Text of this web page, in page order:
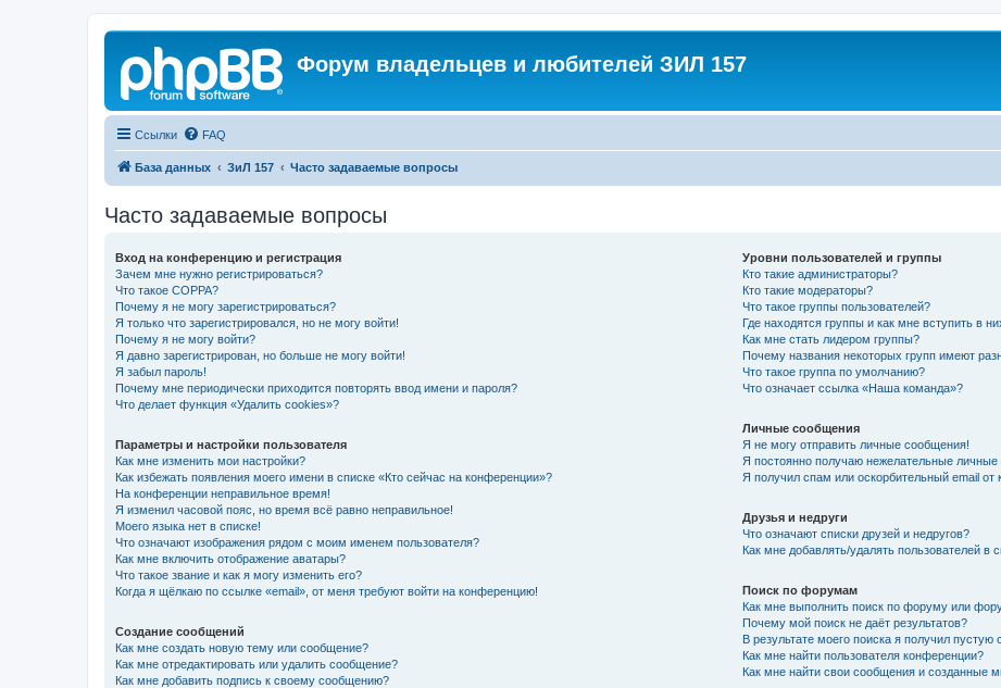
Форум владельцев и любителей ЗИЛ 157
Ссылки FAQ
База данных ЗиЛ 157 Часто задаваемые вопросы
Часто задаваемые вопросы
Вход на конференцию и регистрация
Зачем мне нужно регистрироваться?
Что такое COPPA?
Почему я не могу зарегистрироваться?
Я только что зарегистрировался, но не могу войти!
Почему я не могу войти?
Я давно зарегистрирован, но больше не могу войти!
Я забыл пароль!
Почему мне периодически приходится повторять ввод имени и пароля?
Что делает функция «Удалить cookies»?
Параметры и настройки пользователя
Как мне изменить мои настройки?
Как избежать появления моего имени в списке «Кто сейчас на конференции»?
На конференции неправильное время!
Я изменил часовой пояс, но время всё равно неправильное!
Моего языка нет в списке!
Что означают изображения рядом с моим именем пользователя?
Как мне включить отображение аватары?
Что такое звание и как я могу изменить его?
Когда я щёлкаю по ссылке «email», от меня требуют войти на конференцию!
Создание сообщений
Как мне создать новую тему или сообщение?
Как мне отредактировать или удалить сообщение?
Как мне добавить подпись к своему сообщению?
Уровни пользователей и группы
Кто такие администраторы?
Кто такие модераторы?
Что такое группы пользователей?
Где находятся группы и как мне вступить в
Как мне стать лидером группы?
Почему названия некоторых групп имеют
Что такое группа по умолчанию?
Что означает ссылка «Наша команда»?
Личные сообщения
Я не могу отправить личные сообщения!
Я постоянно получаю нежелательные
Я получил спам или оскорбительный email от
Друзья и недруги
Что означают списки друзей и недругов?
Как мне добавлять/удалять пользователей в
Поиск по форумам
Как мне выполнить поиск по форуму или
Почему мой поиск не даёт результатов?
В результате моего поиска я получил пустую
Как мне найти пользователя конференции?
Как мне найти свои сообщения и созданные